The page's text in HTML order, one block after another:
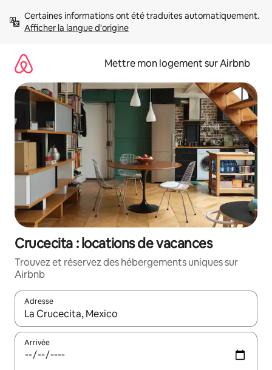
directement
Afficher la langue d'origine
Mettre mon logement sur Airbnb
Crucecita : locations de vacances
Trouvez et réservez des hébergements uniques sur
Airbnb
Adresse
Lorsque les résultats s'affichent, utilisez les flèches vers le
Arrivée